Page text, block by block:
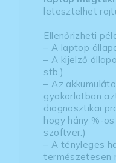
letesztelhet
Ellenőrizheti
– A laptop
– A kijelző
stb.)
– Az
gyakorlatban
diagnosztikai
hogy hány %-
szoftver.)
– A tényleges
természetesen